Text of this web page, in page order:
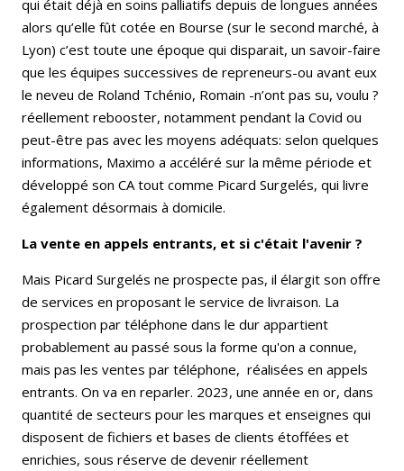
qui était déjà en soins palliatifs depuis de longues années
alors qu’elle fût cotée en Bourse (sur le second marché, à
Lyon) c’est toute une époque qui disparait, un savoir-faire
que les équipes successives de repreneurs-ou avant eux
le neveu de Roland Tchénio, Romain -n’ont pas su, voulu ?
réellement rebooster, notamment pendant la Covid ou
peut-être pas avec les moyens adéquats: selon quelques
informations, Maximo a accéléré sur la même période et
développé son CA tout comme Picard Surgelés, qui livre
également désormais à domicile.
La vente en appels entrants, et si c'était l'avenir ?
Mais Picard Surgelés ne prospecte pas, il élargit son offre
de services en proposant le service de livraison. La
prospection par téléphone dans le dur appartient
probablement au passé sous la forme qu'on a connue,
mais pas les ventes par téléphone, réalisées en appels
entrants. On va en reparler. 2023, une année en or, dans
quantité de secteurs pour les marques et enseignes qui
disposent de fichiers et bases de clients étoffées et
enrichies, sous réserve de devenir réellement